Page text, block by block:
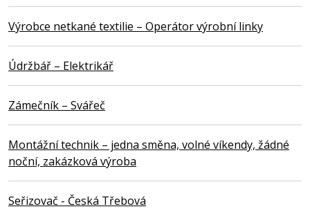
Výrobce netkané textilie – Operátor výrobní linky
Údržbář – Elektrikář
Zámečník – Svářeč
Montážní technik – jedna směna, volné víkendy, žádné
noční, zakázková výroba
Seřizovač - Česká Třebová